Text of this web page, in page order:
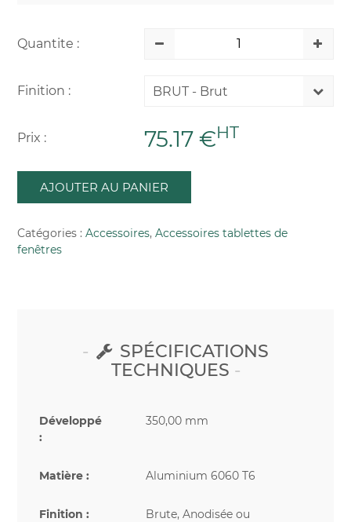
Quantite :
Finition : BRUT - Brut
Prix : 75.17 €HT
AJOUTER AU PANIER
Catégories : Accessoires, Accessoires tablettes de
fenêtres
SPÉCIFICATIONS
TECHNIQUES
Développé
:
350,00 mm
Matière : Aluminium 6060 T6
Finition :
Brute, Anodisée ou